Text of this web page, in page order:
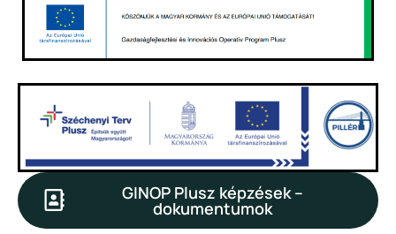
GINOP Plusz képzések –
dokumentumok